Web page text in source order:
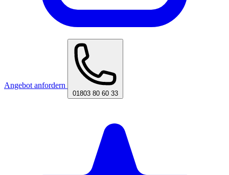
Angebot anfordern
01803 80 60 33